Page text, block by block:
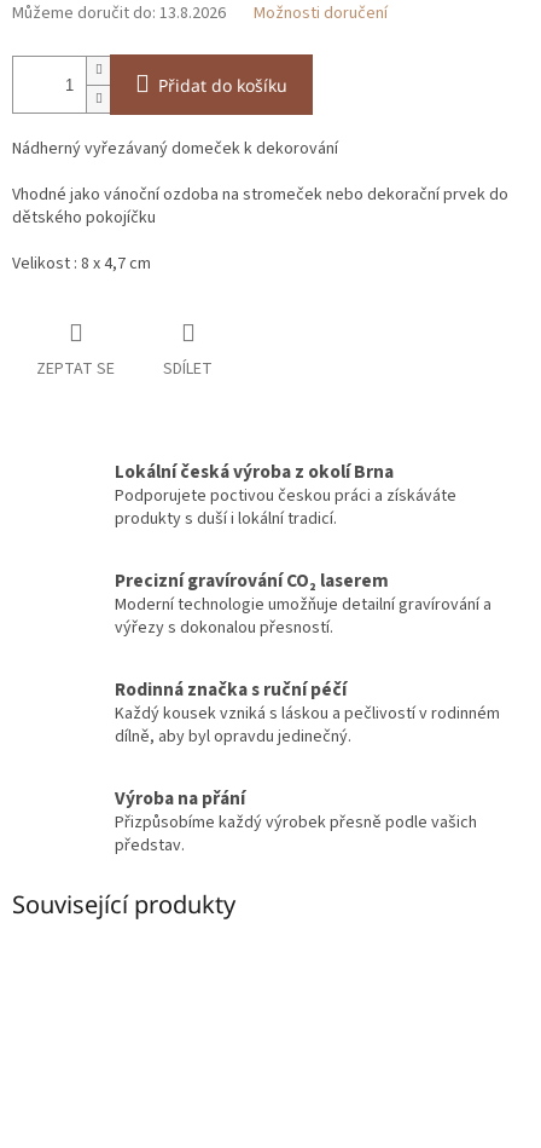
Můžeme doručit do: 13.8.2026 Možnosti doručení
Přidat do košíku
Nádherný vyřezávaný domeček k dekorování
Vhodné jako vánoční ozdoba na stromeček nebo dekorační prvek do
dětského pokojíčku
Velikost : 8 x 4,7 cm
ZEPTAT SE SDÍLET
Lokální česká výroba z okolí Brna
Podporujete poctivou českou práci a získáváte
produkty s duší i lokální tradicí.
Precizní gravírování CO₂ laserem
Moderní technologie umožňuje detailní gravírování a
výřezy s dokonalou přesností.
Rodinná značka s ruční péčí
Každý kousek vzniká s láskou a pečlivostí v rodinném
dílně, aby byl opravdu jedinečný.
Výroba na přání
Přizpůsobíme každý výrobek přesně podle vašich
představ.
Související produkty